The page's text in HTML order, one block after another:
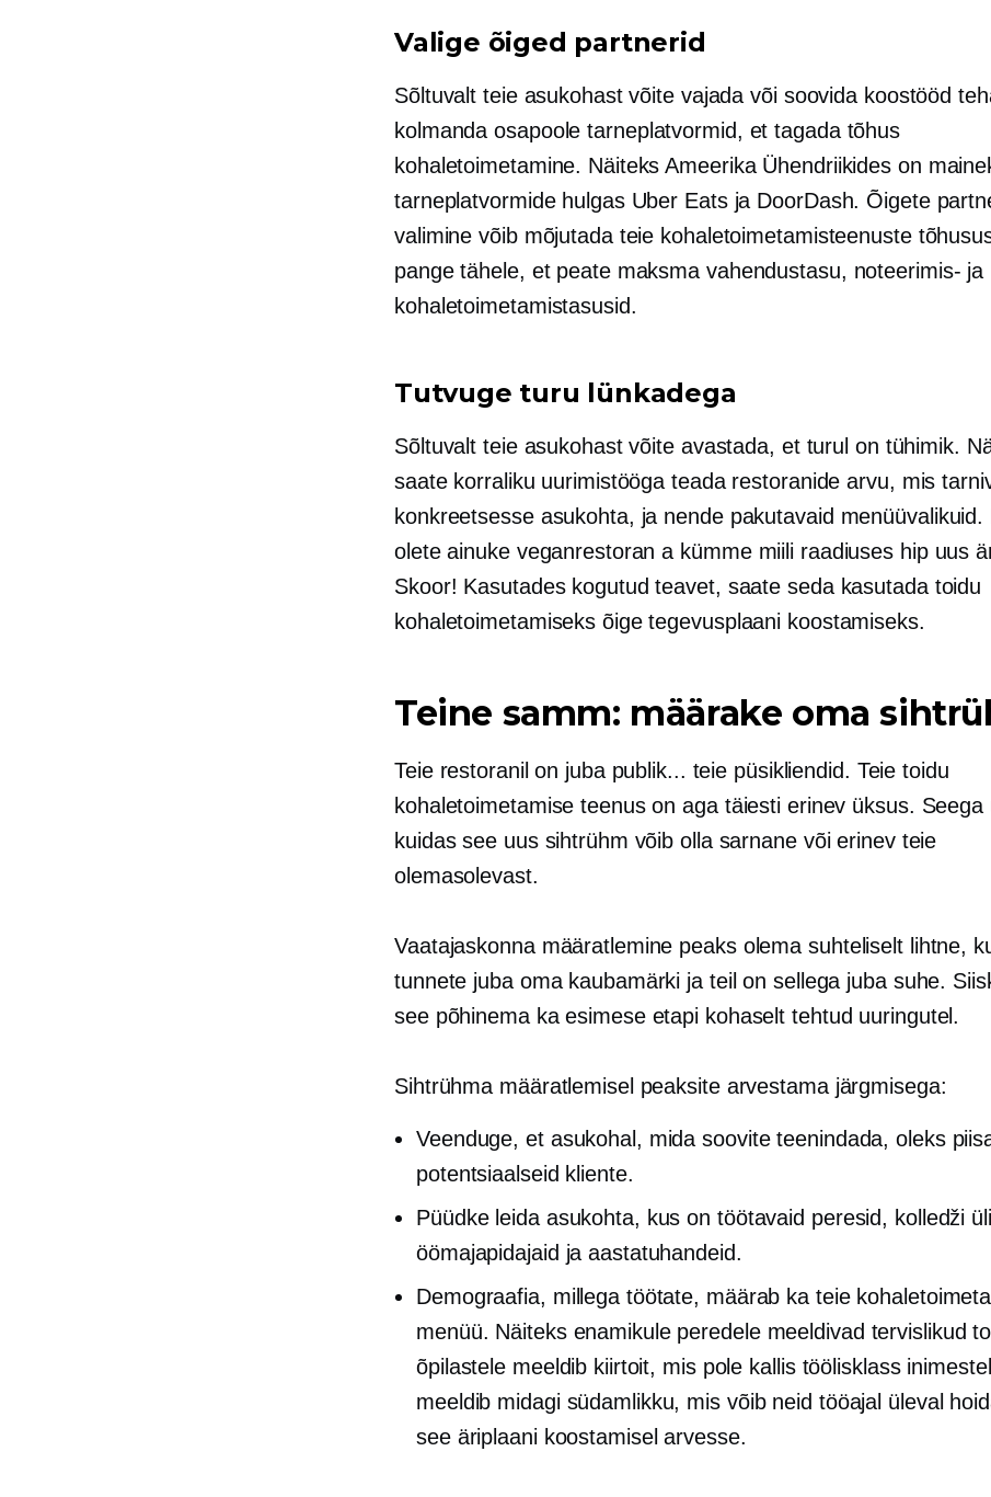
Valige õiged partnerid
Sõltuvalt teie asukohast võite vajada või soovida koostööd
kolmanda osapoole tarneplatvormid, et tagada tõhus
kohaletoimetamine. Näiteks Ameerika Ühendriikides on
tarneplatvormide hulgas Uber Eats ja DoorDash. Õigete
valimine võib mõjutada teie kohaletoimetamisteenuste
pange tähele, et peate maksma vahendustasu, noteerimis- ja
kohaletoimetamistasusid.
Tutvuge turu lünkadega
Sõltuvalt teie asukohast võite avastada, et turul on tühimik.
saate korraliku uurimistööga teada restoranide arvu, mis
konkreetsesse asukohta, ja nende pakutavaid menüüvalikuid.
olete ainuke veganrestoran a kümme miili raadiuses hip uus
Skoor! Kasutades kogutud teavet, saate seda kasutada toidu
kohaletoimetamiseks õige tegevusplaani koostamiseks.
Teine samm: määrake oma
Teie restoranil on juba publik... teie püsikliendid. Teie toidu
kohaletoimetamise teenus on aga täiesti erinev üksus. Seega
kuidas see uus sihtrühm võib olla sarnane või erinev teie
olemasolevast.
Vaatajaskonna määratlemine peaks olema suhteliselt lihtne,
tunnete juba oma kaubamärki ja teil on sellega juba suhe.
see põhinema ka esimese etapi kohaselt tehtud uuringutel.
Sihtrühma määratlemisel peaksite arvestama järgmisega:
Veenduge, et asukohal, mida soovite teenindada, oleks
potentsiaalseid kliente.
Püüdke leida asukohta, kus on töötavaid peresid, kolledži
öömajapidajaid ja aastatuhandeid.
Demograafia, millega töötate, määrab ka teie
menüü. Näiteks enamikule peredele meeldivad tervislikud
õpilastele meeldib kiirtoit, mis pole kallis töölisklass
meeldib midagi südamlikku, mis võib neid tööajal üleval
see äriplaani koostamisel arvesse.